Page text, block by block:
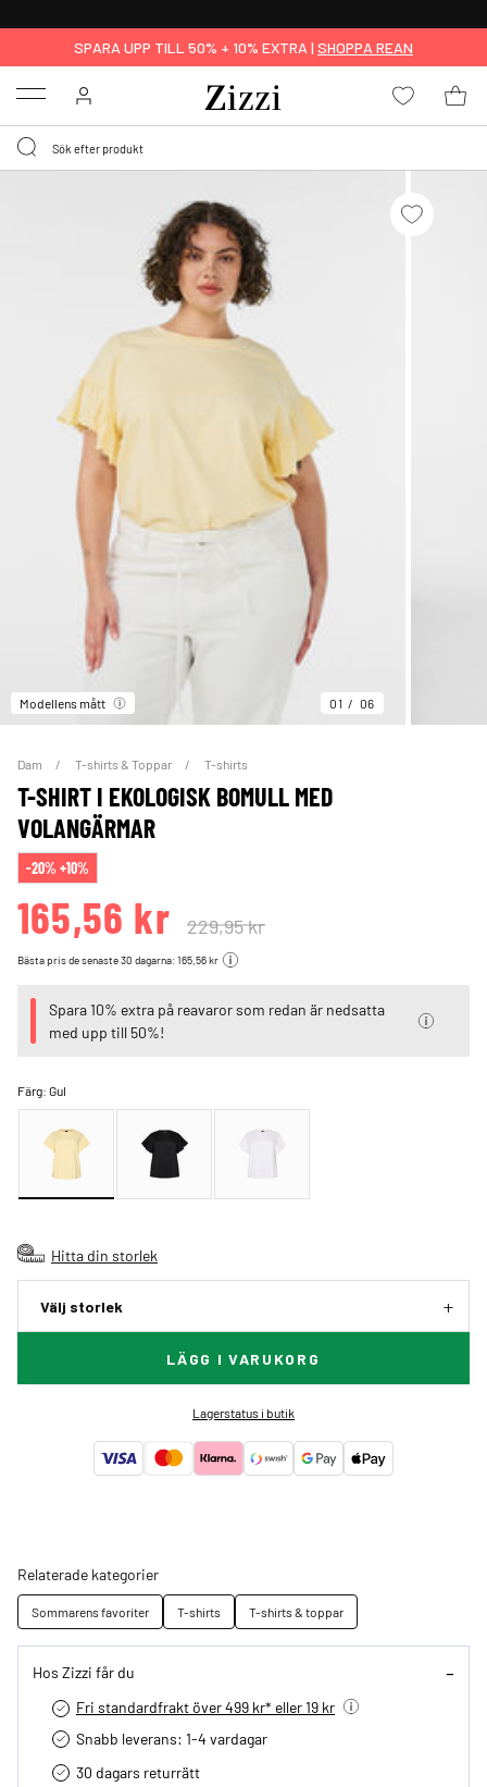
SPARA UPP TILL 50% + 10% EXTRA | SHOPPA REAN
Menu
Modellens mått 01 06
Dam T-shirts & Toppar T-shirts
T-SHIRT I EKOLOGISK BOMULL MED
VOLANGÄRMAR
-20% +10%
165,56 kr 229,95 kr
Bästa pris de senaste 30 dagarna: 165,56 kr
Spara 10% extra på reavaror som redan är nedsatta
med upp till 50%!
Färg:Gul
Hitta din storlek
Välj storlek
LÄGG I VARUKORG
Lagerstatus i butik
Relaterade kategorier
Sommarens favoriter T-shirts T-shirts & toppar
Hos Zizzi får du
Fri standardfrakt över 499 kr* eller 19 kr
Snabb leverans: 1-4 vardagar
30 dagars returrätt­